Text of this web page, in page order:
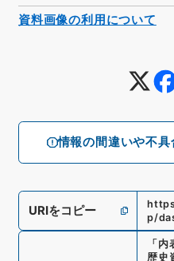
情報の間違いや不
URIをコピー
p/
「 内
歴史
資料画像の利用について